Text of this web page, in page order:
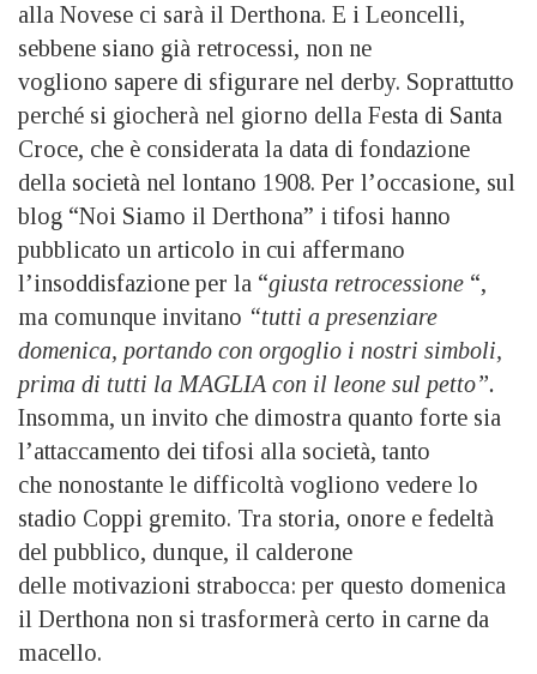
alla Novese ci sarà il Derthona. E i Leoncelli,
sebbene siano già retrocessi, non ne
vogliono sapere di sfigurare nel derby. Soprattutto
perché si giocherà nel giorno della Festa di Santa
Croce, che è considerata la data di fondazione
della società nel lontano 1908. Per l’occasione, sul
blog “Noi Siamo il Derthona” i tifosi hanno
pubblicato un articolo in cui affermano
l’insoddisfazione per la “giusta retrocessione “,
ma comunque invitano “tutti a presenziare
domenica, portando con orgoglio i nostri simboli,
prima di tutti la MAGLIA con il leone sul petto”.
Insomma, un invito che dimostra quanto forte sia
l’attaccamento dei tifosi alla società, tanto
che nonostante le difficoltà vogliono vedere lo
stadio Coppi gremito. Tra storia, onore e fedeltà
del pubblico, dunque, il calderone
delle motivazioni strabocca: per questo domenica
il Derthona non si trasformerà certo in carne da
macello.